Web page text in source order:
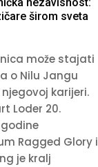
nezavisnost:
širom sveta
može stajati
o Nilu Jangu
karijeri.
Loder 20.
Ragged Glory i
je kralj